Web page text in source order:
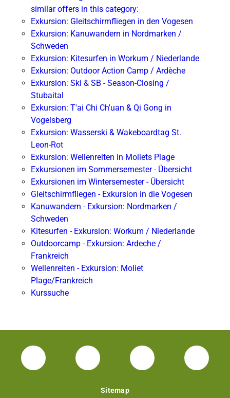
similar offers in this category:
Exkursion: Gleitschirmfliegen in den Vogesen
Exkursion: Kanuwandern in Nordmarken /
Schweden
Exkursion: Kitesurfen in Workum / Niederlande
Exkursion: Outdoor Action Camp / Ardèche
Exkursion: Ski & SB - Season-Closing /
Stubaital
Exkursion: T'ai Chi Ch'uan & Qi Gong in
Vogelsberg
Exkursion: Wasserski & Wakeboardtag St.
Leon-Rot
Exkursion: Wellenreiten in Moliets Plage
Exkursionen im Sommersemester - Übersicht
Exkursionen im Wintersemester - Übersicht
Gleitschirmfliegen - Exkursion in die Vogesen
Kanuwandern - Exkursion: Nordmarken /
Schweden
Kitesurfen - Exkursion: Workum / Niederlande
Outdoorcamp - Exkursion: Ardeche /
Frankreich
Wellenreiten - Exkursion: Moliet
Plage/Frankreich
Kurssuche
Facebook Unisport-Zentrum
Instagram Unisport-Zentrum
Youtube TU
Sitemap